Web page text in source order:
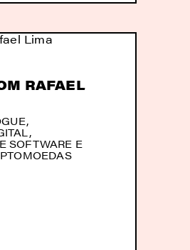
RAFAEL
SOFTWARE E